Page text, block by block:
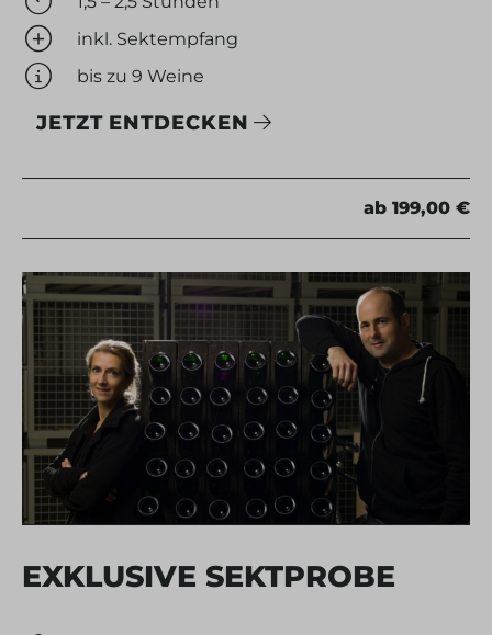
inkl. Sektempfang
bis zu 9 Weine
JETZT ENTDECKEN
ab 199,00 €
EXKLUSIVE SEKTPROBE